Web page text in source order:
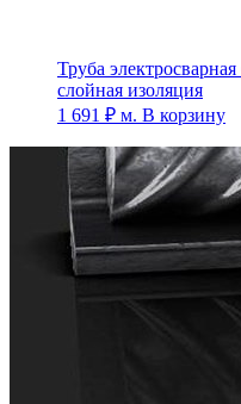
Труба
слойная изоляция
1 691 ₽ м. В корзину